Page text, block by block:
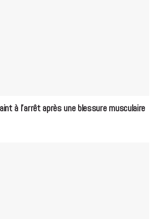
à l’arrêt après une blessure musculaire